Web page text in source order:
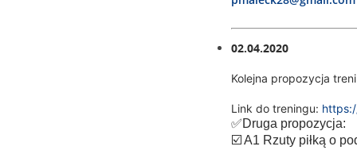
02.04.2020
Kolejna propozycja
Link do treningu:
✅Druga propozycja:
☑️ A1 Rzuty piłką o